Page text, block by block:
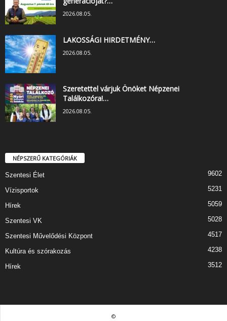
2026.08.05.
LAKOSSÁGI HIRDETMÉNY…
2026.08.05.
Szeretettel várjuk Önöket Népzenei
Találkozóra!…
2026.08.05.
NÉPSZERŰ KATEGÓRIÁK
Szentesi Élet 9602
Vízisportok 5231
Hírek 5059
Szentesi VK 5028
Szentesi Művelődési Központ 4517
Kultúra és szórakozás 4238
Hírek 3512
©